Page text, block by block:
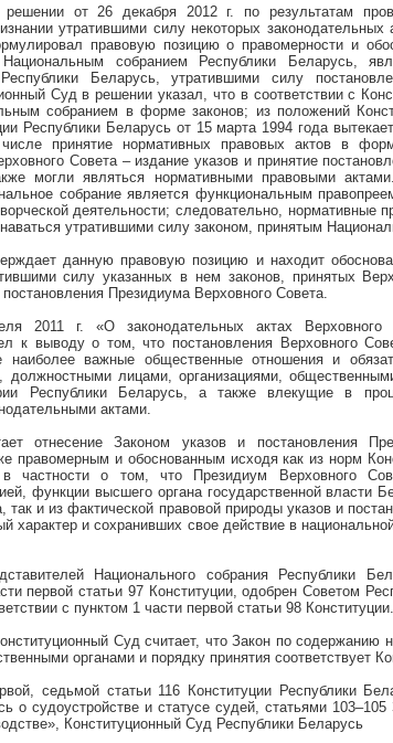
от 26 декабря 2012 г. по результатам
утратившими силу некоторых законодательных
правовую позицию о правомерности и
собранием Республики Беларусь,
Беларусь, утратившими силу
Суд в решении указал, что в соответствии с
собранием в форме законов; из положений
Республики Беларусь от 15 марта 1994 года
принятие нормативных правовых актов в
Совета – издание указов и принятие
могли являться нормативными правовыми
собрание является функциональным
деятельности; следовательно, нормативные
утратившими силу законом, принятым
данную правовую позицию и находит
силу указанных в нем законов, принятых
Президиума Верховного Совета.
2011 г. «О законодательных актах Верховного
к выводу о том, что постановления Верховного
наиболее важные общественные отношения и
должностными лицами, организациями,
Республики Беларусь, а также влекущие в
актами.
отнесение Законом указов и постановления
правомерным и обоснованным исходя как из норм
частности о том, что Президиум Верховного
функции высшего органа государственной
так и из фактической правовой природы указов и
характер и сохранивших свое действие в
Национального собрания Республики
первой статьи 97 Конституции, одобрен Советом
с пунктом 1 части первой статьи 98 Конституции.
Суд считает, что Закон по содержанию
органами и порядку принятия соответствует
седьмой статьи 116 Конституции Республики
о судоустройстве и статусе судей, статьями
Конституционный Суд Республики Беларусь